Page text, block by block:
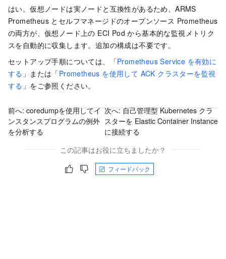
はい。仮想ノードは実ノードと互換性があるため、ARMS
Prometheus とセルフマネージドのオープンソース Prometheus
の両方が、仮想ノード上の ECI Pod から基本的な監視メトリク
スを自動的に収集します。追加の構成は不要です。
セットアップ手順については、「Prometheus Service を有効に
する 」または「Prometheus を使用して ACK クラスターを監視
する 」をご参照ください。
前へ:coredumpを使用してイ
ンスタンスプログラムの例外
を分析する
次へ:自己管理型 Kubernetes クラ
スターを Elastic Container Instance
に接続する
この記事はお役に立ちましたか？
フィードバック